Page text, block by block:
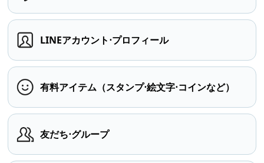
LINEアカウント⋅プロフィール
有料アイテム（スタンプ⋅絵文字⋅コインなど）
友だち⋅グループ